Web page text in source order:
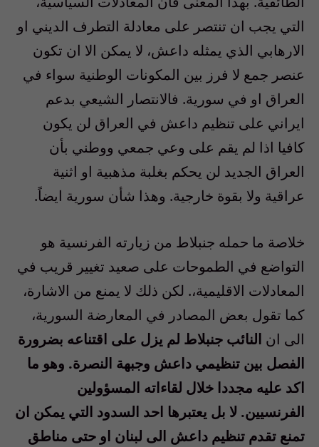
التي يجب ان تنتصر على معادلة التطرف الديني او
الارهابي الذي يمثله داعش، لا يمكن الا ان تكون
عنصر جمع لا فرز بين المكونات الوطنية سواء في
العراق او في سورية. فالانتصار الشيعي بدعم
ايراني على تنظيم داعش في العراق لن يكون
كافيا اذا لم يقم على وعي جمعي ووطني بأن
العراق الجديد لن يحكم بغلبة مذهبية او اثنية
عراقية ولا بقوة خارجية. وهذا شأن سورية ايضاً.
خلاصة ما حمله جنبلاط من زيارته الفرنسية هو
التواضع في الطموحات على صعيد تغيير قريب في
المعادلات الاقليمية،. لكن ذلك لا يمنع من الاشارة،
كما تقول بعض المصادر في المعارضة السورية،
الى ان النائب جنبلاط لم يزل على اقتناعه بضرورة
الفصل بين تنظيمي داعش وجبهة النصرة. وهو ما
اكد عليه مجددا خلال لقاءاته المسؤولين
الفرنسيين. لا بل يعتبرها احد السدود التي يمكن ان
تمنع تقدم تنظيم داعش الى لبنان او حتى مناطق